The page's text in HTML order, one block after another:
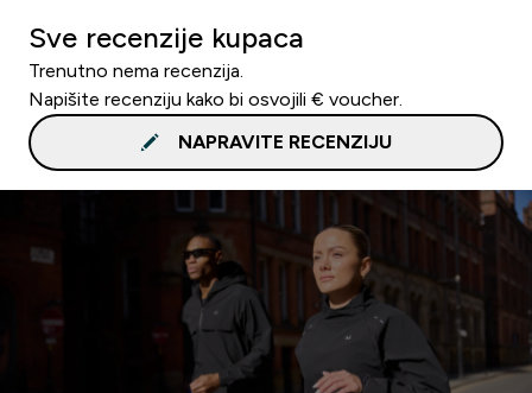
Sve recenzije kupaca
Trenutno nema recenzija.
Napišite recenziju kako bi osvojili € voucher.
NAPRAVITE RECENZIJU